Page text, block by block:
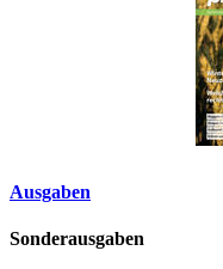
Ausgaben
Sonderausgaben